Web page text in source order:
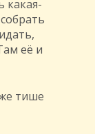
какая-
её и
тише